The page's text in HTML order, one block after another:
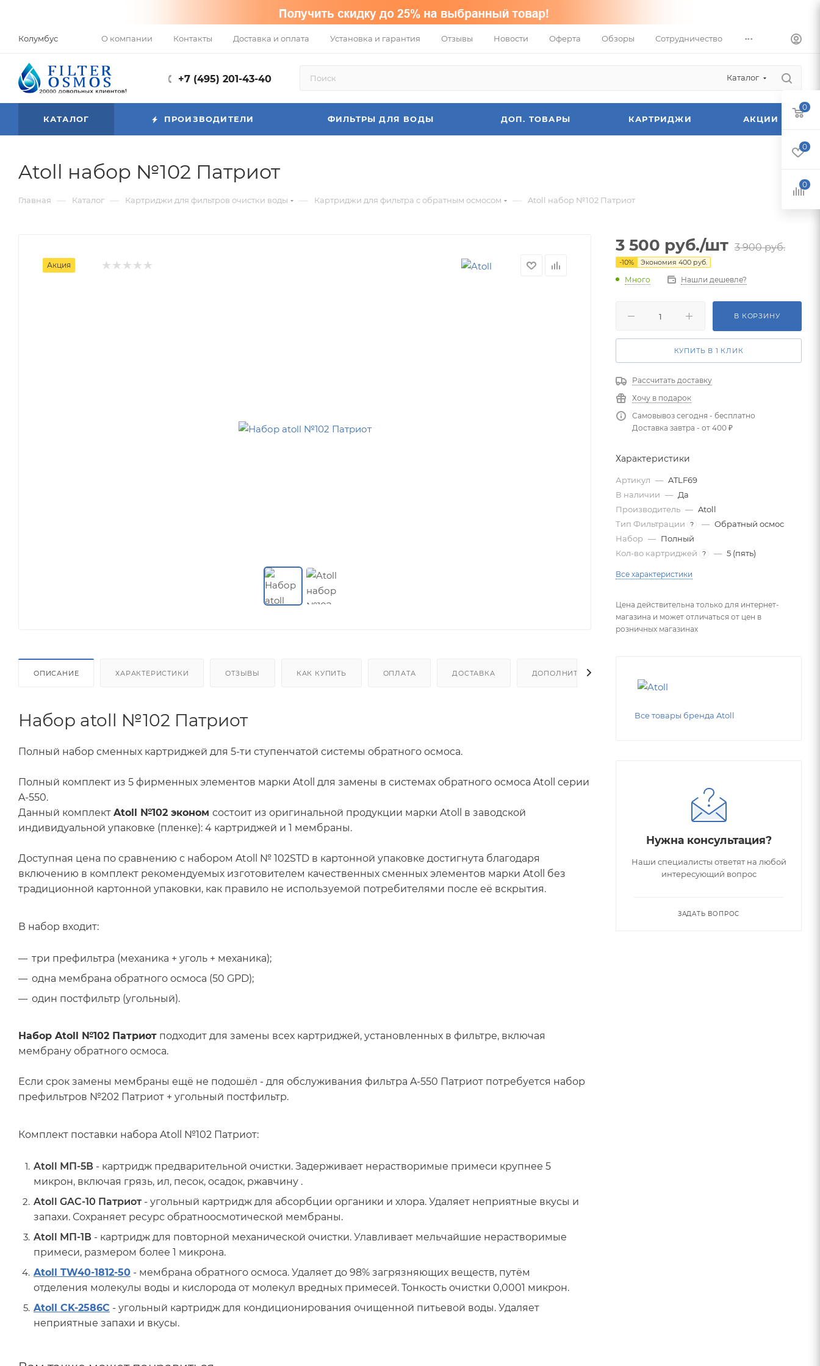
Колумбус О компании Контакты Доставка и оплата Установка и гарантия Отзывы Новости Оферта Обзоры Сотрудничество ...
+7 (495) 201-43-40 Каталог
КАТАЛОГ ПРОИЗВОДИТЕЛИ ФИЛЬТРЫ ДЛЯ ВОДЫ ДОП. ТОВАРЫ КАРТРИДЖИ АКЦИИ
Atoll набор №102 Патриот
Главная — Каталог — Картриджи для фильтров очистки воды — Картриджи для фильтра с обратным осмосом — Atoll набор №102 Патриот
Акция
ОПИСАНИЕ ХАРАКТЕРИСТИКИ ОТЗЫВЫ КАК КУПИТЬ ОПЛАТА ДОСТАВКА ДОПОЛНИТЕЛЬНО
Набор atoll №102 Патриот
Полный набор сменных картриджей для 5-ти ступенчатой системы обратного осмоса.
Полный комплект из 5 фирменных элементов марки Atoll для замены в системах обратного осмоса Atoll серии
A-550.
Данный комплект Atoll №102 эконом состоит из оригинальной продукции марки Atoll в заводской
индивидуальной упаковке (пленке): 4 картриджей и 1 мембраны.
Доступная цена по сравнению с набором Atoll № 102STD в картонной упаковке достигнута благодаря
включению в комплект рекомендуемых изготовителем качественных сменных элементов марки Atoll без
традиционной картонной упаковки, как правило не используемой потребителями после её вскрытия.
В набор входит:
три префильтра (механика + уголь + механика);
одна мембрана обратного осмоса (50 GPD);
один постфильтр (угольный).
Набор Atoll №102 Патриот подходит для замены всех картриджей, установленных в фильтре, включая
мембрану обратного осмоса.
Если срок замены мембраны ещё не подошёл - для обслуживания фильтра A-550 Патриот потребуется набор
префильтров №202 Патриот + угольный постфильтр.
Комплект поставки набора Atoll №102 Патриот:
Atoll МП-5В - картридж предварительной очистки. Задерживает нерастворимые примеси крупнее 5
микрон, включая грязь, ил, песок, осадок, ржавчину .
Atoll GAC-10 Патриот - угольный картридж для абсорбции органики и хлора. Удаляет неприятные вкусы и
запахи. Сохраняет ресурс обратноосмотической мембраны.
Atoll МП-1В - картридж для повторной механической очистки. Улавливает мельчайшие нерастворимые
примеси, размером более 1 микрона.
Atoll TW40-1812-50 - мембрана обратного осмоса. Удаляет до 98% загрязняющих веществ, путём
отделения молекулы воды и кислорода от молекул вредных примесей. Тонкость очистки 0,0001 микрон.
Atoll CK-2586C - угольный картридж для кондиционирования очищенной питьевой воды. Удаляет
неприятные запахи и вкусы.
3 500 руб./шт 3 900руб.
-10% Экономия 400 руб.
Много Нашли дешевле?
В КОРЗИНУ
КУПИТЬ В 1 КЛИК
Рассчитать доставку
Хочу в подарок
Самовывоз сегодня - бесплатно
Доставка завтра - от 400 ₽
Характеристики
Артикул — ATLF69
В наличии — Да
Производитель — Atoll
Тип Фильтрации
? — Обратный осмос
Набор — Полный
Кол-во картриджей
? — 5 (пять)
Все характеристики
Цена действительна только для интернет-
магазина и может отличаться от цен в
розничных магазинах
Все товары бренда Atoll
Нужна консультация?
Наши специалисты ответят на любой
интересующий вопрос
ЗАДАТЬ ВОПРОС
0
0
0